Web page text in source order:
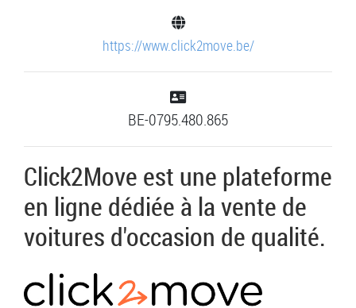
https://www.click2move.be/
BE-0795.480.865
Click2Move est une plateforme
en ligne dédiée à la vente de
voitures d'occasion de qualité.